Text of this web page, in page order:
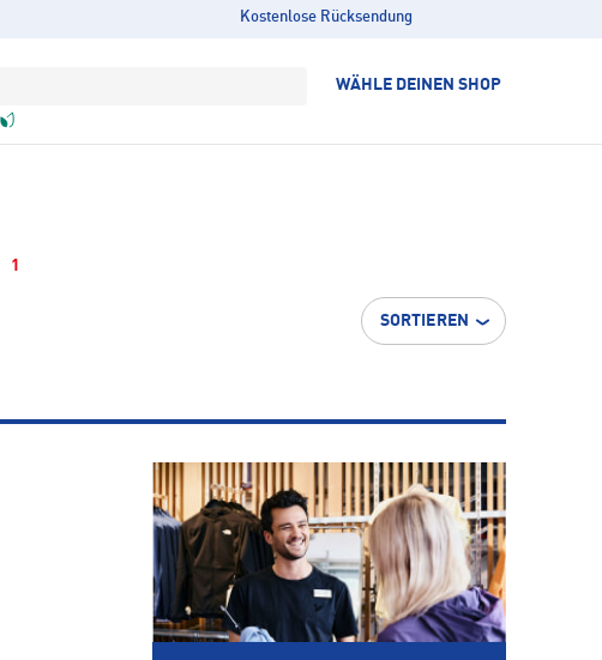
Kostenlose Rücksendung
WÄHLE DEINEN SHOP
1
SORTIEREN